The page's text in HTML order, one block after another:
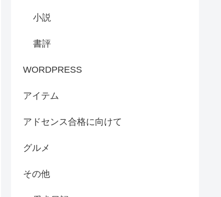
小説
書評
WORDPRESS
アイテム
アドセンス合格に向けて
グルメ
その他